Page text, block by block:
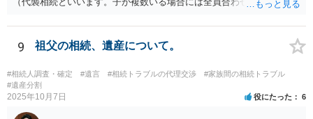
つの相続分を有していますので， そのことを前提として，遺産分割協
議をすることになります（必ずしも３分の１ずつにしなくても，合意
ができれば構いません。）。 今後の対応としては， ①伯母さんの相続
財産（遺産）の全容を整理する（預貯金，有価証券，不動産等の有無
を調べることになります。） ②相続財産に照らし，相続税の申告の準
備をする（税理士の先生にご相談ください。） ③遺産分割協議をする
（ご本人同士で行っても構いませんし，弁護士に相談することもよろ
9 祖父の相続、遺産について。
#相続人調査・確定 #遺言 #相続トラブルの代理交渉
#家族間の相続トラブル
#遺産分割
2025年10月7日 役にたった 6